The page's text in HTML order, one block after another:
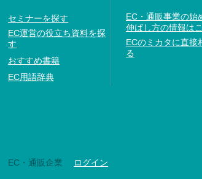
セミナーを探す
EC運営の役立ち資料を探
す
おすすめ書籍
EC用語辞典
EC・通販事業の始
伸ばし方の情報は
ECのミカタに直接
る
EC・通販企業 ログイン